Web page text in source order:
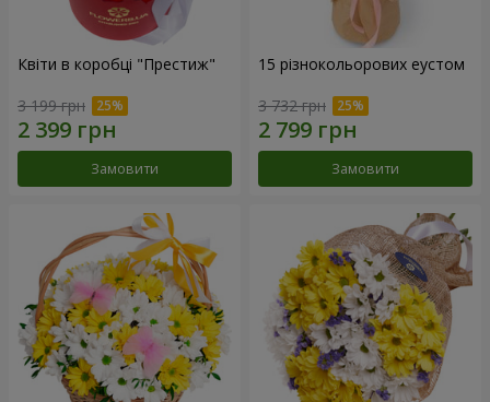
Квіти в коробці "Престиж"
3 199 грн
Замовити
15 різнокольорових еустом
3 732 грн
Замовити